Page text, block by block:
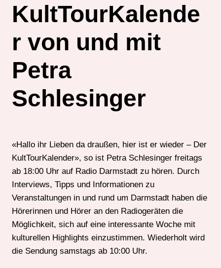
KultTourKalende
r von und mit
Petra
Schlesinger
«Hallo ihr Lieben da draußen, hier ist er wieder – Der
KultTourKalender», so ist Petra Schlesinger freitags
ab 18:00 Uhr auf Radio Darmstadt zu hören. Durch
Interviews, Tipps und Informationen zu
Veranstaltungen in und rund um Darmstadt haben die
Hörerinnen und Hörer an den Radiogeräten die
Möglichkeit, sich auf eine interessante Woche mit
kulturellen Highlights einzustimmen. Wiederholt wird
die Sendung samstags ab 10:00 Uhr.